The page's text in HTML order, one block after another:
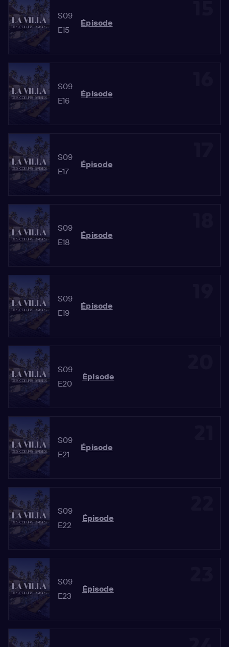
S09
E15
Épisode
S09
E16
Épisode
S09
E17
Épisode
S09
E18
Épisode
S09
E19
Épisode
S09
E20
Épisode
S09
E21
Épisode
S09
E22
Épisode
S09
E23
Épisode